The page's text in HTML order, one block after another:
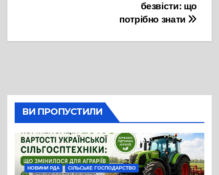
безвісти: що
потрібно знати
ВИ ПРОПУСТИЛИ
НОВИНИ РДА СІЛЬСЬКЕ ГОСПОДАРСТВО